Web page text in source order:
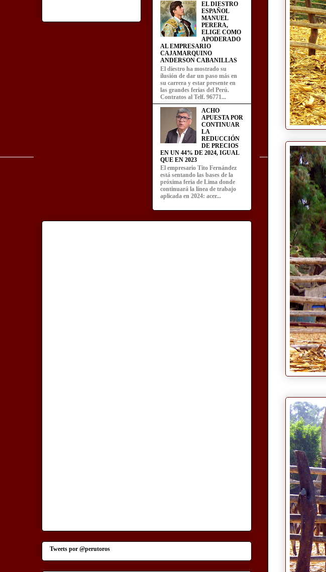
EL DIESTRO
ESPAÑOL
MANUEL
PERERA,
ELIGE COMO
APODERADO
AL EMPRESARIO
CAJAMARQUINO
ANDERSON CABANILLAS
El diestro ha mostrado su
ilusión de dar un paso más en
su carrera y estar presente en
las grandes ferias del Perú.
Contratos al Telf. 96771...
ACHO
APUESTA POR
CONTINUAR
LA
REDUCCIÓN
DE PRECIOS
EN UN 44% DE 2024, IGUAL
QUE EN 2023
El empresario Tito Fernández
está sentando las bases de la
próxima feria de Lima donde
continuará la línea de trabajo
aplicada en 2024: acer...
Tweets por @perutoros